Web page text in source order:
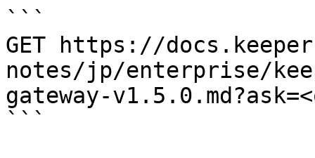
```
GET https://
notes/jp/enterprise/
gateway-
```